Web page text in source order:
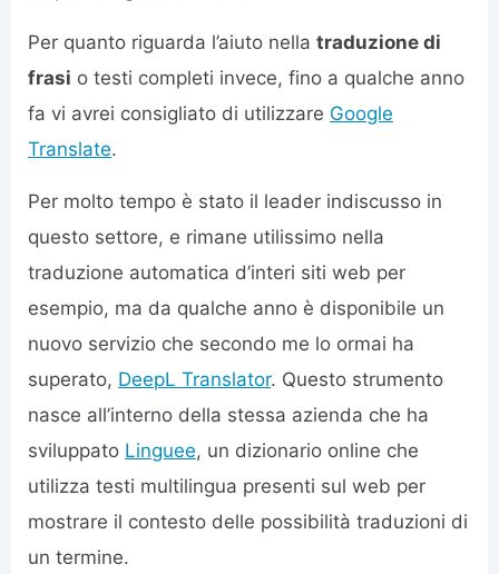
Per quanto riguarda l’aiuto nella traduzione di
frasi o testi completi invece, fino a qualche anno
fa vi avrei consigliato di utilizzare Google
Translate.
Per molto tempo è stato il leader indiscusso in
questo settore, e rimane utilissimo nella
traduzione automatica d’interi siti web per
esempio, ma da qualche anno è disponibile un
nuovo servizio che secondo me lo ormai ha
superato, DeepL Translator. Questo strumento
nasce all’interno della stessa azienda che ha
sviluppato Linguee, un dizionario online che
utilizza testi multilingua presenti sul web per
mostrare il contesto delle possibilità traduzioni di
un termine.